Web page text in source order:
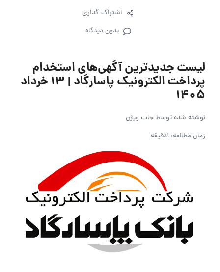
اشتراک گذاری
بدون دیدگاه
لیست جدیدترین آگهی‌های استخدام
پرداخت الکترونیک پاسارگاد | ۱۳ خرداد
۱۴۰۵
نوشته شده توسطجاب ویژن
زمان مطالعه: 1دقیقه